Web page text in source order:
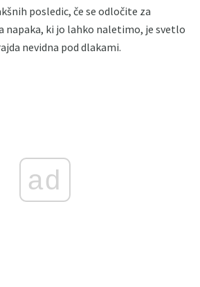
posledic, če se odločite za
napaka, ki jo lahko naletimo, je svetlo
nevidna pod dlakami.
ad